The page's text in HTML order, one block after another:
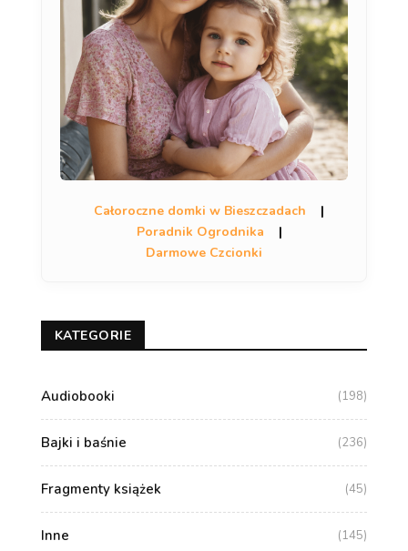
Całoroczne domki w Bieszczadach
|
Poradnik Ogrodnika
|
Darmowe Czcionki
KATEGORIE
Audiobooki (198)
Bajki i baśnie (236)
Fragmenty książek (45)
Inne (145)